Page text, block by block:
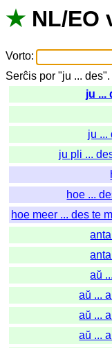
★ NL/EO
Vorto:
Serĉis por "ju ... des".
ju ...
ju ...
ju pli ...
hoe ...
hoe meer ... des te
aŭ
aŭ ...
aŭ ...
aŭ ...